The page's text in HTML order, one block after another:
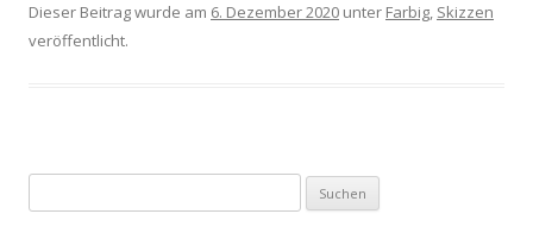
Dieser Beitrag wurde am 6. Dezember 2020 unter Farbig, Skizzen
veröffentlicht.
nach: